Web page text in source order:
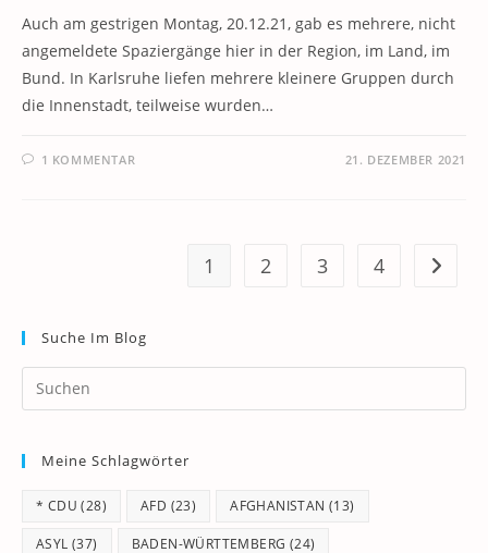
Auch am gestrigen Montag, 20.12.21, gab es mehrere, nicht
angemeldete Spaziergänge hier in der Region, im Land, im
Bund. In Karlsruhe liefen mehrere kleinere Gruppen durch
die Innenstadt, teilweise wurden…
1 KOMMENTAR 21. DEZEMBER 2021
1 2 3 4 Zur
Suche Im Blog
Meine Schlagwörter
* CDU (28) AFD (23) AFGHANISTAN (13)
ASYL (37) BADEN-WÜRTTEMBERG (24)